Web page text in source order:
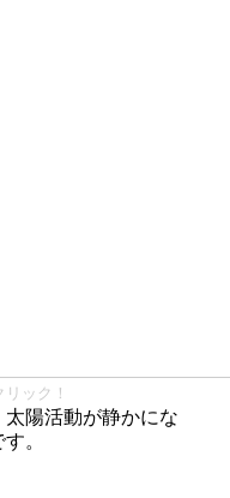
ック！
陽活動が静かにな
。